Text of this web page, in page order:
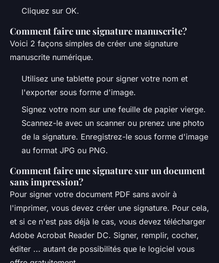
Cliquez sur OK.
Comment faire une signature manuscrite?
Voici 2 façons simples de créer une signature
manuscrite numérique.
Utilisez une tablette pour signer votre nom et
l'exporter sous forme d'image.
Signez votre nom sur une feuille de papier vierge.
Scannez-le avec un scanner ou prenez une photo
de la signature. Enregistrez-le sous forme d'image
au format JPG ou PNG.
Comment faire une signature sur un document
sans impression?
Pour signer votre document PDF sans avoir à
l'imprimer, vous devez créer une signature. Pour cela,
et si ce n'est pas déjà le cas, vous devez télécharger
Adobe Acrobat Reader DC. Signer, remplir, cocher,
éditer ... autant de possibilités que le logiciel vous